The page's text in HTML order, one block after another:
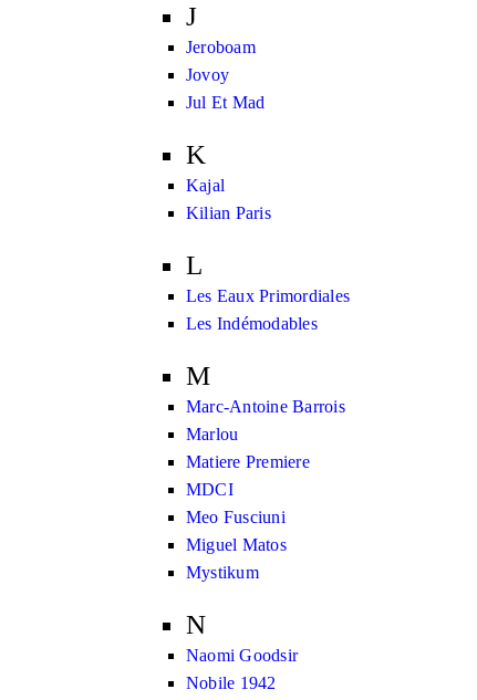
J
Jeroboam
Jovoy
Jul Et Mad
K
Kajal
Kilian Paris
L
Les Eaux Primordiales
Les Indémodables
M
Marc-Antoine Barrois
Marlou
Matiere Premiere
MDCI
Meo Fusciuni
Miguel Matos
Mystikum
N
Naomi Goodsir
Nobile 1942